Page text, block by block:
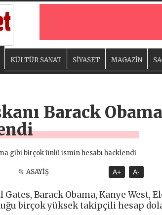
KÜLTÜR SANAT SİYASET MAGAZİN
Barack
📂 ASAYİŞ A+ A-
Gates, Barack Obama, Kanye West,
birçok yüksek takipçili hesap